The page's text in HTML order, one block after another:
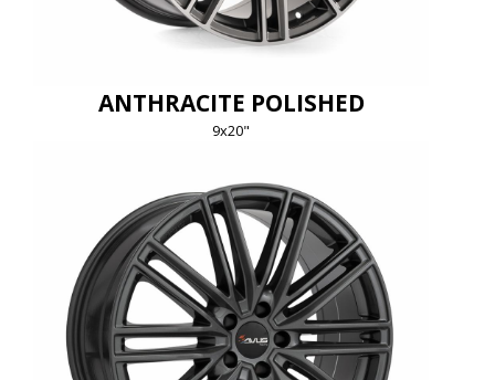
ANTHRACITE POLISHED
9x20"